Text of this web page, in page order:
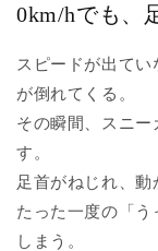
0km/hでも、
スピードが出て
が倒れてくる。
その瞬間、スニー
す。
足首がねじれ、動
たった一度の「う
しまう。